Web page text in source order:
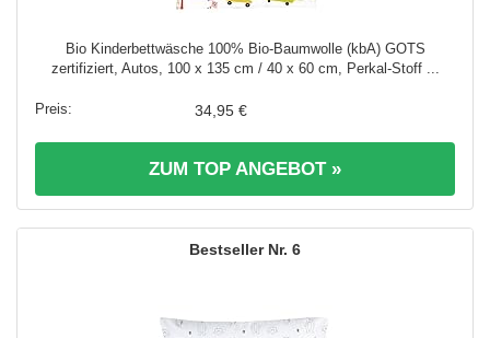
Bio Kinderbettwäsche 100% Bio-Baumwolle (kbA) GOTS
zertifiziert, Autos, 100 x 135 cm / 40 x 60 cm, Perkal-Stoff ...
34,95 €
ZUM TOP ANGEBOT »
6